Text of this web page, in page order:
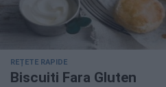
REȚETE RAPIDE
Biscuiti Fara Gluten